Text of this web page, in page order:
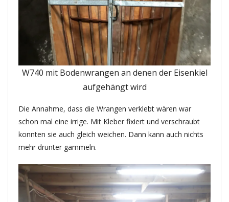
W740 mit Bodenwrangen an denen der Eisenkiel
aufgehängt wird
Die Annahme, dass die Wrangen verklebt wären war
schon mal eine irrige. Mit Kleber fixiert und verschraubt
konnten sie auch gleich weichen. Dann kann auch nichts
mehr drunter gammeln.